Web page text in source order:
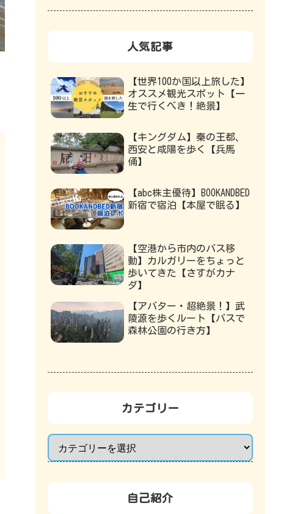
人気記事
【世界100か国以上旅した】
オススメ観光スポット【一
生で行くべき！絶景】
【キングダム】秦の王都、
西安と咸陽を歩く【兵馬
俑】
【abc株主優待】BOOKANDBED
新宿で宿泊【本屋で眠る】
【空港から市内のバス移
動】カルガリーをちょっと
歩いてきた【さすがカナ
ダ】
【アバター・超絶景！】武
陵源を歩くルート【バスで
森林公園の行き方】
カテゴリー
自己紹介